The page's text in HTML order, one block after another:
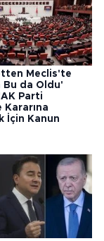
Meclis'te
Bu da Oldu'
Parti
Kararına
İçin Kanun